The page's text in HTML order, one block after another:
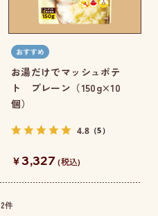
お湯だけでマッシュポテ
ト プレーン（150g×10
個）
4.8 （5）
￥3,327 (税込)
2件